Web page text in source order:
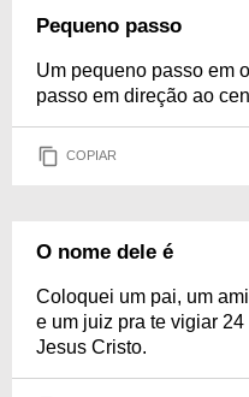
Pequeno passo
Um pequeno passo em
passo em direção ao
COPIAR
O nome dele é
Coloquei um pai, um
e um juiz pra te vigiar
Jesus Cristo.